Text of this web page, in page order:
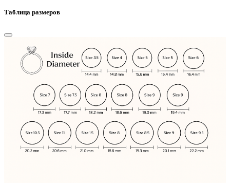
Таблица размеров